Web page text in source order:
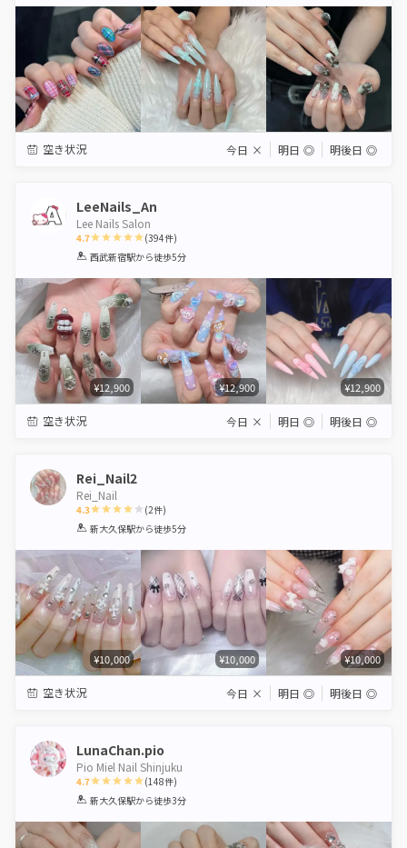
空き状況 今日 × 明日 ◎ 明後日 ◎
LeeNails_An
Lee Nails Salon
4.7
1 2 3 4 5
(394件)
西武新宿駅から徒歩5分
¥12,900 ¥12,900 ¥12,900
空き状況 今日 × 明日 ◎ 明後日 ◎
Rei_Nail2
Rei_Nail
4.3
1 2 3 4 5
(2件)
新大久保駅から徒歩5分
¥10,000 ¥10,000 ¥10,000
空き状況 今日 × 明日 ◎ 明後日 ◎
LunaChan.pio
Pio Miel Nail Shinjuku
4.7
1 2 3 4 5
(148件)
新大久保駅から徒歩3分